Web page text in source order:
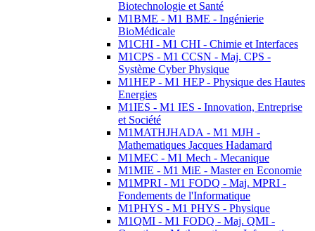
Biotechnologie et Santé
M1BME - M1 BME - Ingénierie
BioMédicale
M1CHI - M1 CHI - Chimie et Interfaces
M1CPS - M1 CCSN - Maj. CPS -
Système Cyber Physique
M1HEP - M1 HEP - Physique des Hautes
Energies
M1IES - M1 IES - Innovation, Entreprise
et Société
M1MATHJHADA - M1 MJH -
Mathematiques Jacques Hadamard
M1MEC - M1 Mech - Mecanique
M1MIE - M1 MiE - Master en Economie
M1MPRI - M1 FODQ - Maj. MPRI -
Fondements de l'Informatique
M1PHYS - M1 PHYS - Physique
M1QMI - M1 FODQ - Maj. QMI -